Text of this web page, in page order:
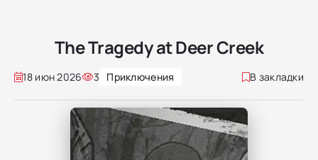
The Tragedy at Deer Creek
18 июн 2026 3 Приключения В закладки